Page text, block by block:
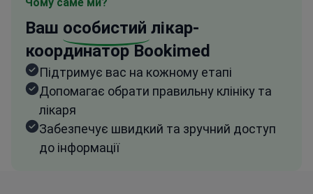
Ваш особистий лікар-
координатор Bookimed
Підтримує вас на кожному етапі
Допомагає обрати правильну клініку та
лікаря
Забезпечує швидкий та зручний доступ
до інформації